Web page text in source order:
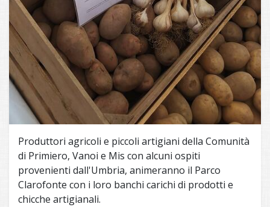
Produttori agricoli e piccoli artigiani della Comunità
di Primiero, Vanoi e Mis con alcuni ospiti
provenienti dall'Umbria, animeranno il Parco
Clarofonte con i loro banchi carichi di prodotti e
chicche artigianali.